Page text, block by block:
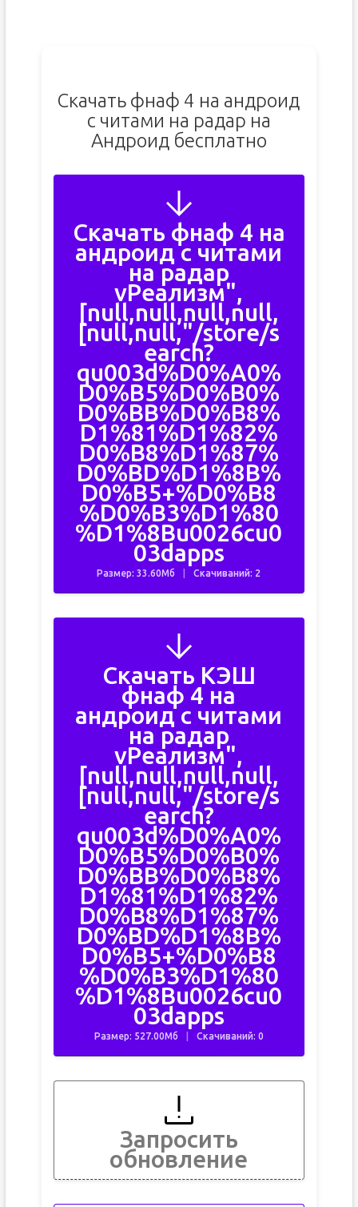
Скачать фнаф 4 на андроид
с читами на радар на
Андроид бесплатно
Скачать фнаф 4 на
андроид с читами
на радар
vРеализм",
[null,null,null,null,
[null,null,"/store/s
earch?
qu003d%D0%A0%
D0%B5%D0%B0%
D0%BB%D0%B8%
D1%81%D1%82%
D0%B8%D1%87%
D0%BD%D1%8B%
D0%B5+%D0%B8
%D0%B3%D1%80
%D1%8Bu0026cu0
03dapps
Размер: 33.60Мб Скачиваний: 2
Скачать КЭШ
фнаф 4 на
андроид с читами
на радар
vРеализм",
[null,null,null,null,
[null,null,"/store/s
earch?
qu003d%D0%A0%
D0%B5%D0%B0%
D0%BB%D0%B8%
D1%81%D1%82%
D0%B8%D1%87%
D0%BD%D1%8B%
D0%B5+%D0%B8
%D0%B3%D1%80
%D1%8Bu0026cu0
03dapps
Размер: 527.00Мб Скачиваний: 0
Запросить
обновление